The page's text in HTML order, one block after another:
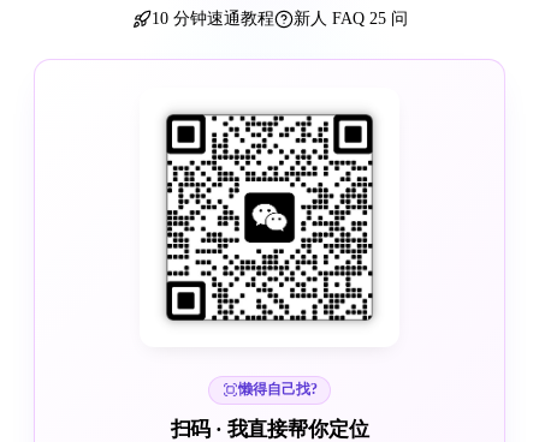
10 分钟速通教程 新人 FAQ 25 问
懒得自己找?
扫码 · 我直接帮你定位